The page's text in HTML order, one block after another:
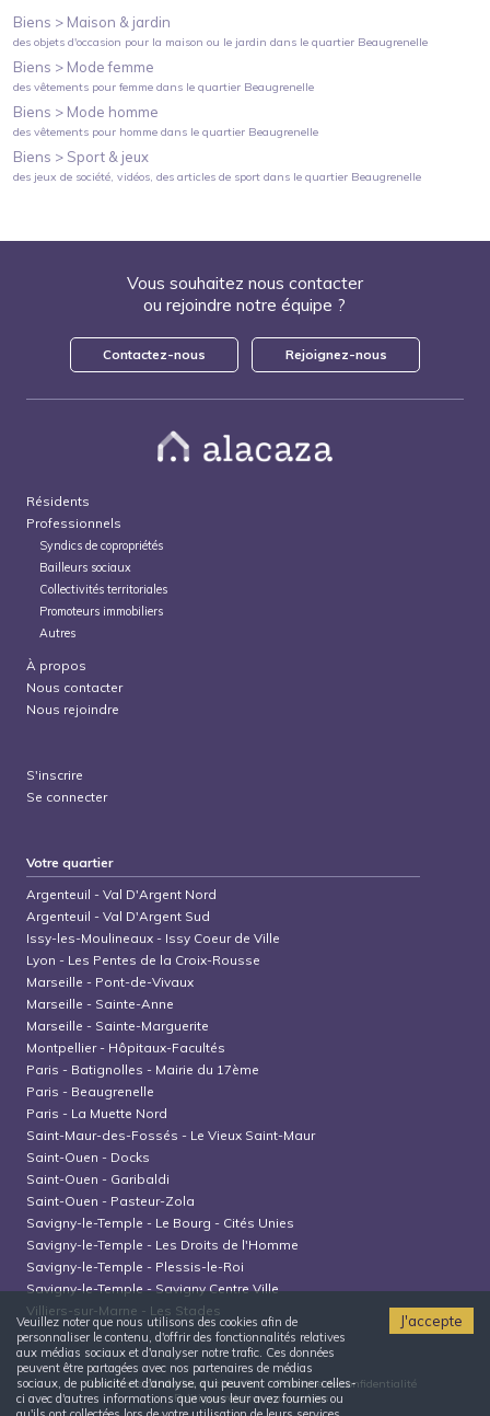
Biens > Maison & jardin
des objets d'occasion pour la maison ou le jardin dans le quartier Beaugrenelle
Biens > Mode femme
des vêtements pour femme dans le quartier Beaugrenelle
Biens > Mode homme
des vêtements pour homme dans le quartier Beaugrenelle
Biens > Sport & jeux
des jeux de société, vidéos, des articles de sport dans le quartier Beaugrenelle
Vous souhaitez nous contacter
ou rejoindre notre équipe ?
Contactez-nous Rejoignez-nous
Résidents
Professionnels
Syndics de copropriétés
Bailleurs sociaux
Collectivités territoriales
Promoteurs immobiliers
Autres
À propos
Nous contacter
Nous rejoindre
S'inscrire
Se connecter
Votre quartier
Argenteuil -Val D'Argent Nord
Argenteuil -Val D'Argent Sud
Issy-les-Moulineaux - Issy Coeur de Ville
Lyon - Les Pentes de la Croix-Rousse
Marseille - Pont-de-Vivaux
Marseille - Sainte-Anne
Marseille - Sainte-Marguerite
Montpellier- Hôpitaux-Facultés
Paris - Batignolles - Mairie du 17ème
Paris - Beaugrenelle
Paris - La Muette Nord
Saint-Maur-des-Fossés - Le Vieux Saint-Maur
Saint-Ouen - Docks
Saint-Ouen - Garibaldi
Saint-Ouen - Pasteur-Zola
Savigny-le-Temple - Le Bourg - Cités Unies
Savigny-le-Temple - Les Droits de l'Homme
Savigny-le-Temple - Plessis-le-Roi
Savigny-le-Temple-Savigny Centre Ville
Villiers-sur-Marne - Les Stades
Conditions générales d'utilisation
Politique de confidentialité
Politique relative aux cookies
Veuillez noter que nous utilisons des cookies afin de
personnaliser le contenu, d'offrir des fonctionnalités relatives
aux médias sociaux et d'analyser notre trafic. Ces données
peuvent être partagées avec nos partenaires de médias
sociaux, de publicité et d'analyse, qui peuvent combiner celles-
ci avec d'autres informations que vous leur avez fournies ou
J'accepte